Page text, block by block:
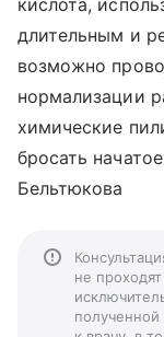
кислота,
длительным и
возможно
нормализации
химические
бросать
Бельтюкова
не
полученной